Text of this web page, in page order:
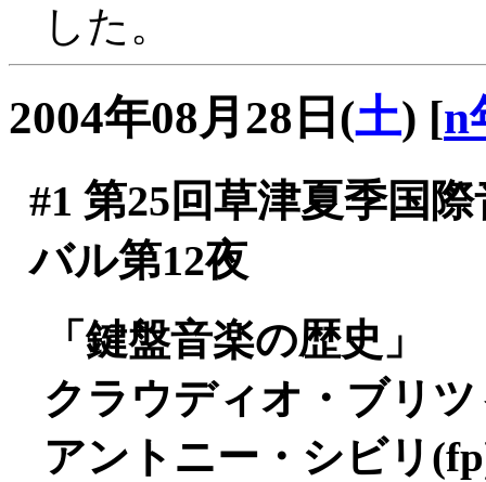
した。
2004年08月28日(土) [n
#1 第25回草津夏季国
バル第12夜
「鍵盤音楽の歴史」
クラウディオ・ブリ
アントニー・シビリ